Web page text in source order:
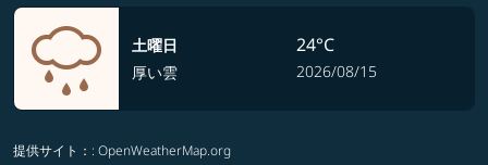
土曜日
厚い雲
24°C
2026/08/15
提供サイト： : OpenWeatherMap.org